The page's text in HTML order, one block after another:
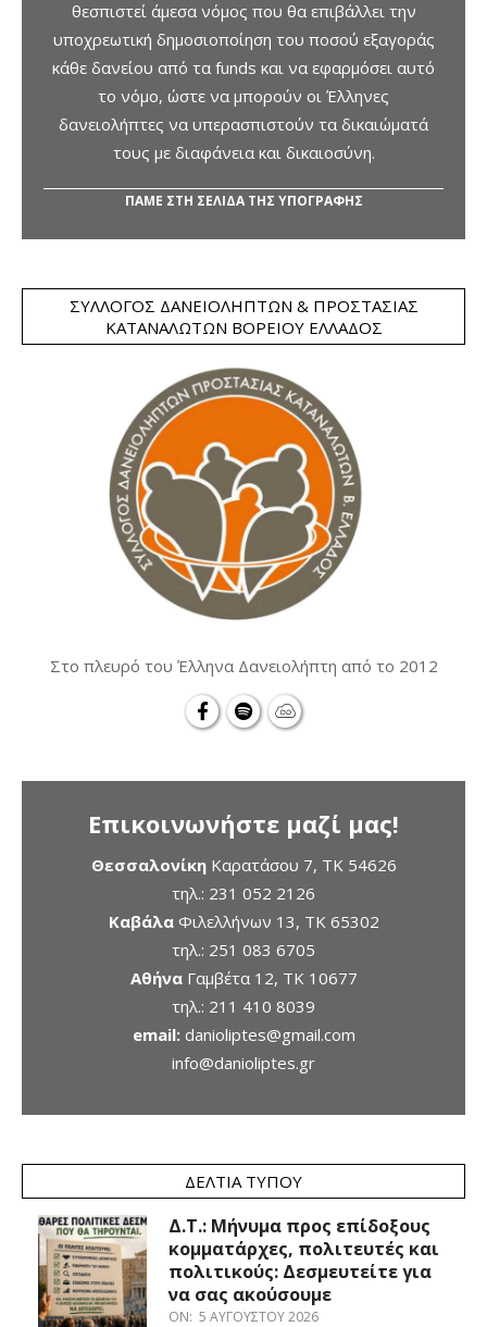
θεσπιστεί άμεσα νόμος που θα επιβάλλει την
υποχρεωτική δημοσιοποίηση του ποσού εξαγοράς
κάθε δανείου από τα funds και να εφαρμόσει αυτό
το νόμο, ώστε να μπορούν οι Έλληνες
δανειολήπτες να υπερασπιστούν τα δικαιώματά
τους με διαφάνεια και δικαιοσύνη.
ΠΑΜΕ ΣΤΗ ΣΕΛΙΔΑ ΤΗΣ ΥΠΟΓΡΑΦΗΣ
ΣΎΛΛΟΓΟΣ ΔΑΝΕΙΟΛΗΠΤΏΝ & ΠΡΟΣΤΑΣΊΑΣ
ΚΑΤΑΝΑΛΩΤΏΝ ΒΟΡΕΊΟΥ ΕΛΛΆΔΟΣ
Στο πλευρό του Έλληνα Δανειολήπτη από το 2012
Επικοινωνήστε μαζί μας!
ΘεσσαλονίκηΚαρατάσου 7, TK 54626
τηλ.: 231 052 2126
ΚαβάλαΦιλελλήνων 13, ΤΚ 65302
τηλ.: 251 083 6705
ΑθήναΓαμβέτα 12, ΤΚ 10677
τηλ.: 211 410 8039
email: danioliptes@gmail.com
info@danioliptes.gr
ΔΕΛΤΊΑ ΤΎΠΟΥ
Δ.Τ.: Μήνυμα προς επίδοξους
κομματάρχες, πολιτευτές και
πολιτικούς: Δεσμευτείτε για
να σας ακούσουμε
ON: 5 ΑΥΓΟΎΣΤΟΥ 2026